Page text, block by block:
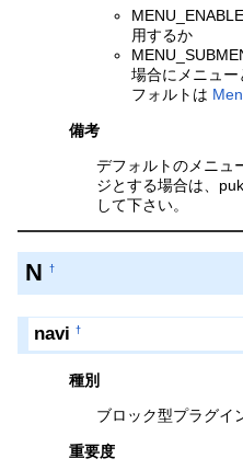
用するか
場合にメニュ
フォルトは
備考
デフォルトのメニュ
ジとする場合は、
して下さい。
N †
navi†
種別
ブロック型プラグイ
重要度